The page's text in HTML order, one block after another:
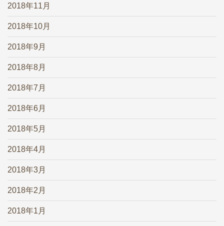
2018年11月
2018年10月
2018年9月
2018年8月
2018年7月
2018年6月
2018年5月
2018年4月
2018年3月
2018年2月
2018年1月